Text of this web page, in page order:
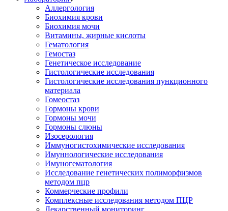
Аллергология
Биохимия крови
Биохимия мочи
Витамины, жирные кислоты
Гематология
Гемостаз
Генетическое исследование
Гистологические исследования
Гистологические исследования пункционного
материала
Гомеостаз
Гормоны крови
Гормоны мочи
Гормоны слюны
Изосерология
Иммуногистохимические исследования
Имуннологические исследования
Имуногематология
Исследование генетических полиморфизмов
методом пцр
Коммерческие профили
Комплексные исследования методом ПЦР
Лекарственный мониторинг